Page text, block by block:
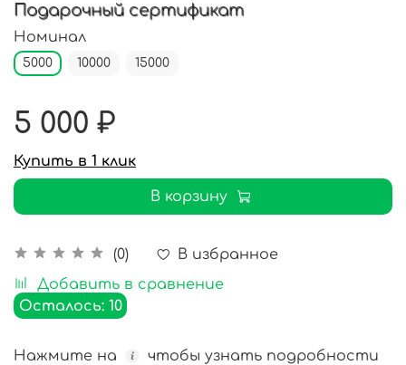
Подарочный сертификат
(0)
В избранное
Добавить в сравнение
Осталось: 10
Номинал
5000 10000 15000
5 000 ₽
Купить в 1 клик
В корзину
Нажмите на чтобы узнать подробности